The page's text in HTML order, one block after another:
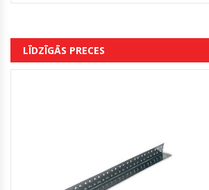
LĪDZĪGĀS PRECES